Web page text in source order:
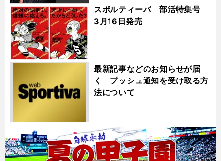
スポルティーバ 部活特集号
3月16日発売
最新記事などのお知らせが届
く プッシュ通知を受け取る方
法について